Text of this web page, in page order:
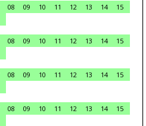
08 09 10 11 12 13 14
15
08 09 10 11 12 13 14
15
08 09 10 11 12 13 14
15
08 09 10 11 12 13 14
15